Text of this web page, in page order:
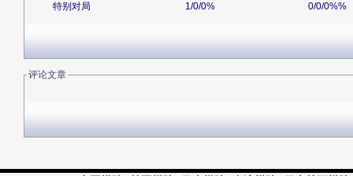
特别对局
1/0/0% 0/0/0%%
评论文章